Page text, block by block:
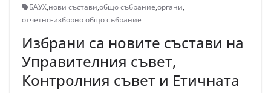
БАУХ,нови състави,общо събрание,органи,
отчетно-изборно общо събрание
Избрани са новите състави на
Управителния съвет,
Контролния съвет и Етичната